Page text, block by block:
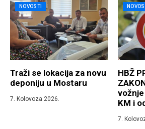
NOVOSTI
Traži se lokacija za novu
deponiju u Mostaru
7. Kolovoza 2026.
HBŽ
KM i
7.